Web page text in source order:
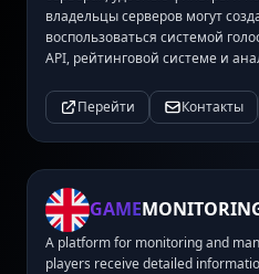
владельцы серверов могут
воспользоваться системой
API, рейтинговой системе и
Перейти Контакты
GAME
A platform for monitoring and
players receive detailed